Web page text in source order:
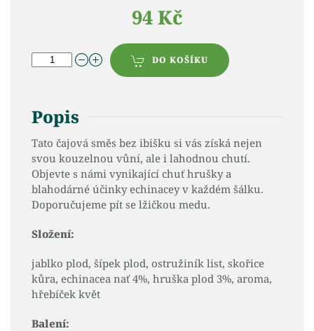
94 Kč
DO KOŠÍKU
Popis
Tato čajová směs bez ibišku si vás získá nejen
svou kouzelnou vůní, ale i lahodnou chutí.
Objevte s námi vynikající chuť hrušky a
blahodárné účinky echinacey v každém šálku.
Doporučujeme pít se lžičkou medu.
Složení:
jablko plod, šípek plod, ostružiník list, skořice
kůra, echinacea nať 4%, hruška plod 3%, aroma,
hřebíček květ
Balení: